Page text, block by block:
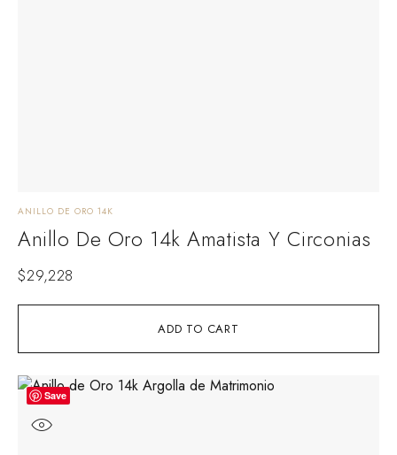
ADD TO CART
ANILLO DE ORO 14K
Anillo De Oro 14k Amatista Y Circonias
$29,228
Save